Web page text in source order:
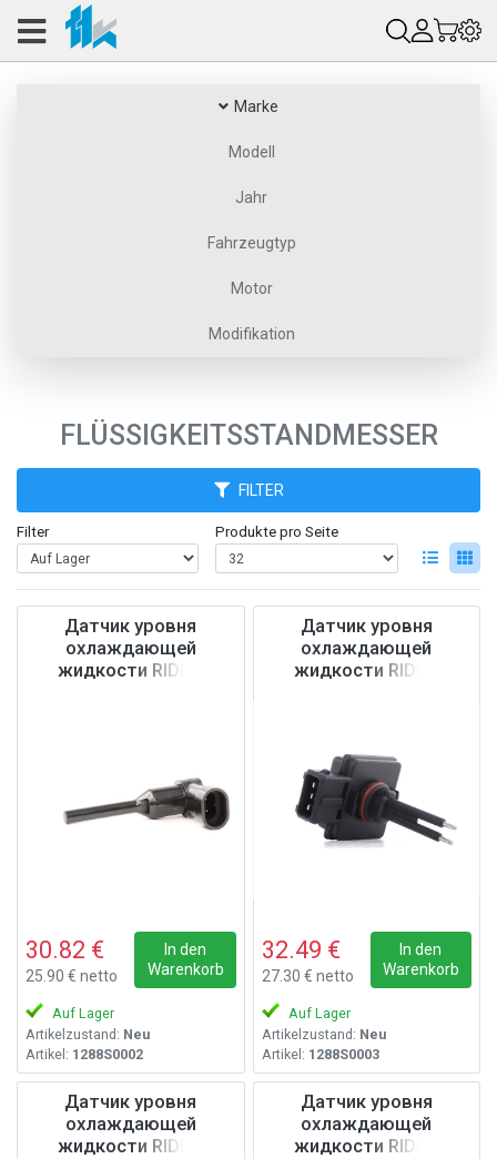
Marke
Modell
Jahr
Fahrzeugtyp
Motor
Modifikation
FLÜSSIGKEITSSTANDMESSER
FILTER
Filter Produkte pro Seite
Датчик уровня
охлаждающей
жидкости RIDEX
30.82 €
25.90 € netto
In den
Warenkorb
Auf Lager
Artikelzustand: Neu
Artikel: 1288S0002
Датчик уровня
охлаждающей
жидкости RIDEX
32.49 €
27.30 € netto
In den
Warenkorb
Auf Lager
Artikelzustand: Neu
Artikel: 1288S0003
Датчик уровня
охлаждающей
жидкости RIDEX
Датчик уровня
охлаждающей
жидкости RIDEX